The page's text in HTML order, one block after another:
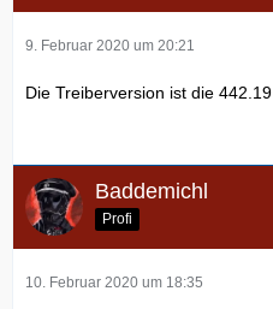
9. Februar 2020 um 20:21
Die Treiberversion ist die 442.19
Baddemichl
Profi
10. Februar 2020 um 18:35